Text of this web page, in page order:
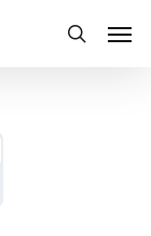
search